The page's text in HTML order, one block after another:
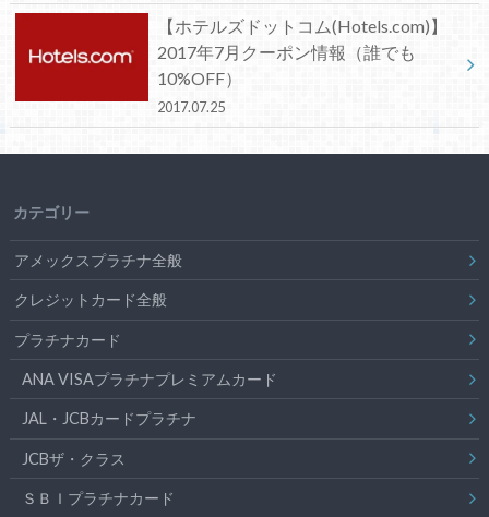
【ホテルズドットコム(Hotels.com)】
2017年7月クーポン情報（誰でも
10%OFF）
2017.07.25
カテゴリー
アメックスプラチナ全般
クレジットカード全般
プラチナカード
ANA VISAプラチナプレミアムカード
JAL・JCBカードプラチナ
JCBザ・クラス
ＳＢＩプラチナカード